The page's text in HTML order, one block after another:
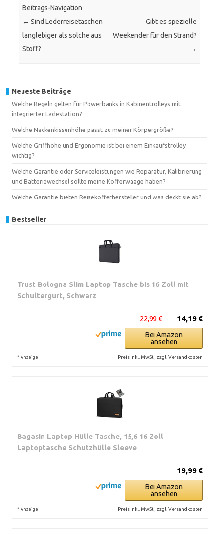
Beitrags-Navigation
← Sind Lederreisetaschen
langlebiger als solche aus
Stoff?
Gibt es spezielle
Weekender für den Strand?
→
Neueste Beiträge
Welche Regeln gelten für Powerbanks in Kabinentrolleys mit
integrierter Ladestation?
Welche Nackenkissenhöhe passt zu meiner Körpergröße?
Welche Griffhöhe und Ergonomie ist bei einem Einkaufstrolley
wichtig?
Welche Garantie oder Serviceleistungen wie Reparatur, Kalibrierung
und Batteriewechsel sollte meine Kofferwaage haben?
Welche Garantie bieten Reisekofferhersteller und was deckt sie ab?
Bestseller
Trust Bologna Slim Laptop Tasche bis 16 Zoll mit
Schultergurt, Schwarz
14,19 €
22,99 €
Bei Amazon
ansehen
* Anzeige Preis inkl. MwSt., zzgl. Versandkosten
Bagasin Laptop Hülle Tasche, 15,6 16 Zoll
Laptoptasche Schutzhülle Sleeve
19,99 €
Bei Amazon
ansehen
* Anzeige Preis inkl. MwSt., zzgl. Versandkosten